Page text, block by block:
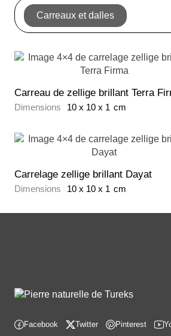
Carreaux et dalles
Carreau de zellige brillant Terra
Dimensions 10 x 10 x 1 cm
Carrelage zellige brillant Dayat
Dimensions 10 x 10 x 1 cm
Facebook Twitter Pinterest